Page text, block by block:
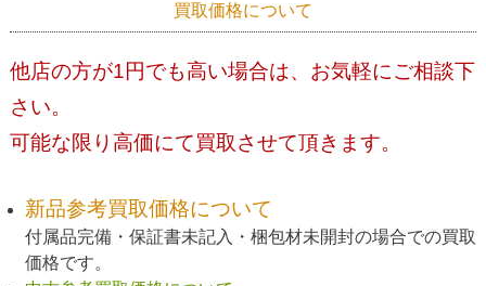
買取価格について
他店の方が1円でも高い場合は、お気軽にご相談下
さい。
可能な限り高価にて買取させて頂きます。
新品参考買取価格について
付属品完備・保証書未記入・梱包材未開封の場合での買取
価格です。